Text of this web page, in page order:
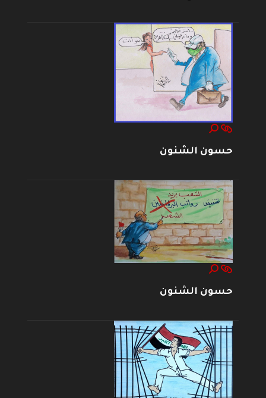
حسون الشنون
حسون الشنون